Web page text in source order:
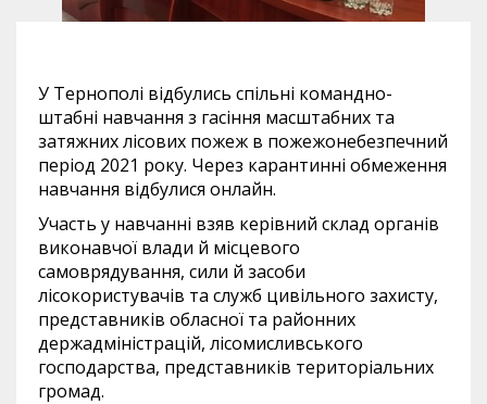
У Тернополі відбулись спільні командно-
штабні навчання з гасіння масштабних та
затяжних лісових пожеж в пожежонебезпечний
період 2021 року. Через карантинні обмеження
навчання відбулися онлайн.
Участь у навчанні взяв керівний склад органів
виконавчої влади й місцевого
самоврядування, сили й засоби
лісокористувачів та служб цивільного захисту,
представників обласної та районних
держадміністрацій, лісомисливського
господарства, представників територіальних
громад.